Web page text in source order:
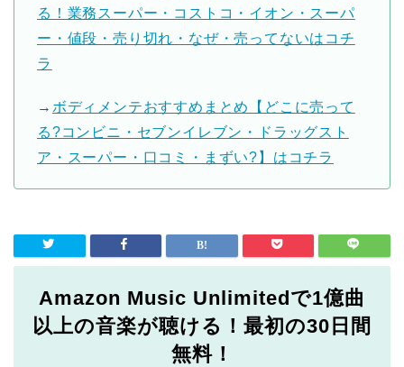
る！業務スーパー・コストコ・イオン・スーパ
ー・値段・売り切れ・なぜ・売ってないはコチ
ラ
→ ボディメンテおすすめまとめ【どこに売って
る?コンビニ・セブンイレブン・ドラッグスト
ア・スーパー・口コミ・まずい?】はコチラ
Amazon Music Unlimitedで1億曲
以上の音楽が聴ける！最初の30日間
無料！